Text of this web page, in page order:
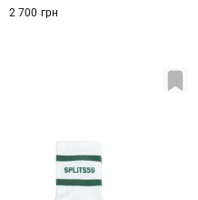
2 700 грн